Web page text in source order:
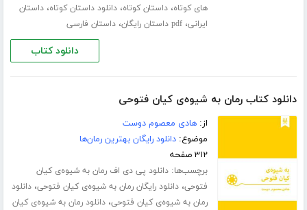
های کوتاه،داستان کوتاه،دانلود داستان کوتاه،داستان
ایرانی،pdf داستان رایگان ،داستان فارسی
دانلود کتاب
دانلود کتاب رمان به شیوه‌ی کیان فتوحی
از:هادی معصوم دوست
موضوع:دانلود رایگان بهترین رمان‌ها
۳۱۲ صفحه
برچسب‌ها:دانلود پی دی اف رمان به شیوه‌ی کیان
فتوحی،دانلود رایگان رمان به شیوه‌ی کیان فتوحی،دانلود
رمان به شیوه‌ی کیان فتوحی،دانلود رمان به شیوه‌ی کیان